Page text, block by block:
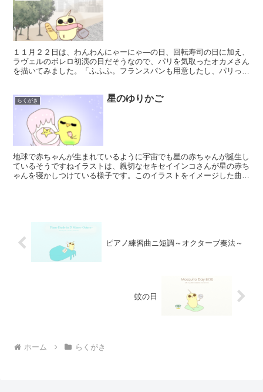
１１月２２日は、わんわんにゃーにゃ―の日、回転寿司の日に加え、
ラヴェルのボレロ初演の日だそうなので、パリを気取ったオカメさん
を描いてみました。「ふふふ。フランスパンも用意したし、パリっぽ
らくがき 星のゆりかご
地球で赤ちゃんが生まれているように宇宙でも星の赤ちゃんが誕生し
ているそうですねイラストは、親切なセキセイインコさんが星の赤ち
ゃんを寝かしつけている様子です。このイラストをイメージした曲
ピアノ練習曲ニ短調～オクターブ奏法～
蚊の日
ホーム らくがき